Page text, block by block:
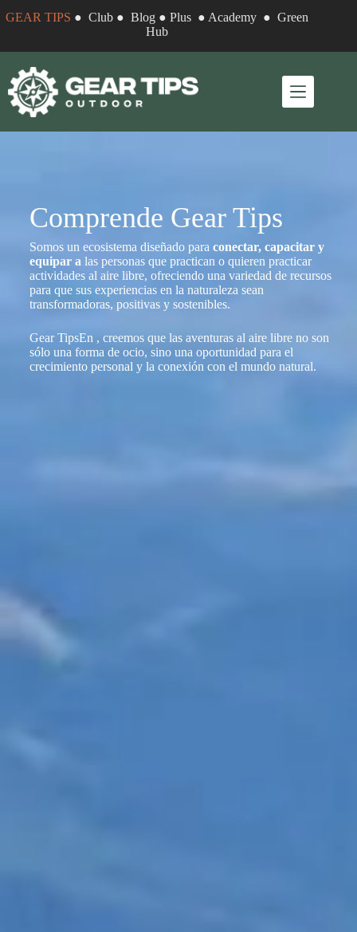
GEAR TIPS ●Club ●Blog ●Plus ● Academy ●Green
Hub
Comprende Gear Tips
Somos un ecosistema diseñado para conectar, capacitar y
equipar a las personas que practican o quieren practicar
actividades al aire libre, ofreciendo una variedad de recursos
para que sus experiencias en la naturaleza sean
transformadoras, positivas y sostenibles.
Gear TipsEn , creemos que las aventuras al aire libre no son
sólo una forma de ocio, sino una oportunidad para el
crecimiento personal y la conexión con el mundo natural.